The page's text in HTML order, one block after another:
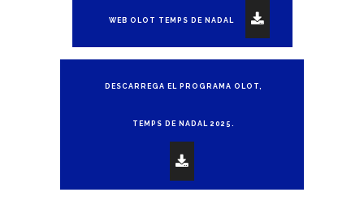
WEB OLOT TEMPS DE NADAL
DESCARREGA EL PROGRAMA OLOT,
TEMPS DE NADAL 2025.